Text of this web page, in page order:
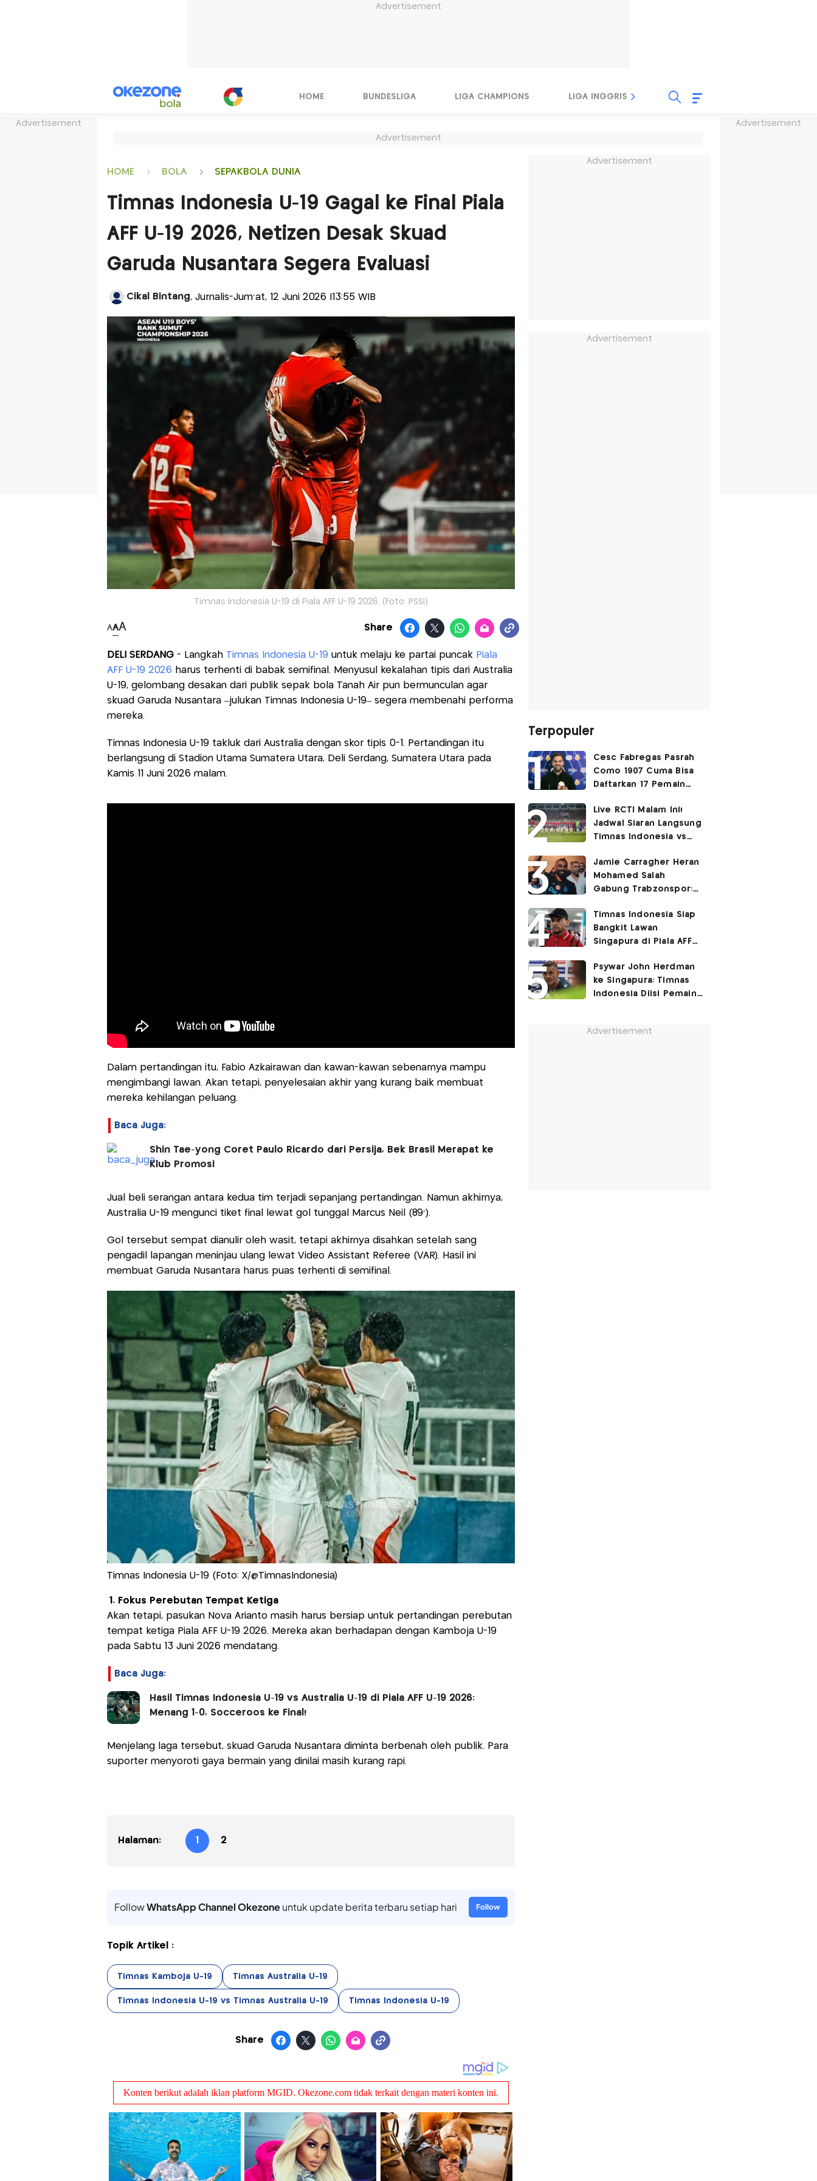
Advertisement
Advertisement Advertisement
HOME BUNDESLIGA LIGA CHAMPIONS LIGA INGGRIS LIGA ITALIA
Advertisement
HOME BOLA SEPAKBOLA DUNIA
Timnas Indonesia U-19 Gagal ke Final Piala
AFF U-19 2026, Netizen Desak Skuad
Garuda Nusantara Segera Evaluasi
Cikal Bintang, Jurnalis-Jum'at, 12 Juni 2026 |13:55 WIB
Timnas Indonesia U-19 di Piala AFF U-19 2026. (Foto: PSSI)
AAA Share
DELI SERDANG- Langkah Timnas Indonesia U-19 untuk melaju ke partai puncak Piala
AFF U-19 2026 harus terhenti di babak semifinal. Menyusul kekalahan tipis dari Australia
U-19, gelombang desakan dari publik sepak bola Tanah Air pun bermunculan agar
skuad Garuda Nusantara –julukan Timnas Indonesia U-19– segera membenahi performa
mereka.
Timnas Indonesia U-19 takluk dari Australia dengan skor tipis 0-1. Pertandingan itu
berlangsung di Stadion Utama Sumatera Utara, Deli Serdang, Sumatera Utara pada
Kamis 11 Juni 2026 malam.
Dalam pertandingan itu, Fabio Azkairawan dan kawan-kawan sebenarnya mampu
mengimbangi lawan. Akan tetapi, penyelesaian akhir yang kurang baik membuat
mereka kehilangan peluang.
Baca Juga:
Shin Tae-yong Coret Paulo Ricardo dari Persija, Bek Brasil Merapat ke
Klub Promosi
Jual beli serangan antara kedua tim terjadi sepanjang pertandingan. Namun akhirnya,
Australia U-19 mengunci tiket final lewat gol tunggal Marcus Neil (89').
Gol tersebut sempat dianulir oleh wasit, tetapi akhirnya disahkan setelah sang
pengadil lapangan meninjau ulang lewat Video Assistant Referee (VAR). Hasil ini
membuat Garuda Nusantara harus puas terhenti di semifinal.
Timnas Indonesia U-19 (Foto: X/@TimnasIndonesia)
1. Fokus Perebutan Tempat Ketiga
Akan tetapi, pasukan Nova Arianto masih harus bersiap untuk pertandingan perebutan
tempat ketiga Piala AFF U-19 2026. Mereka akan berhadapan dengan Kamboja U-19
pada Sabtu 13 Juni 2026 mendatang.
Baca Juga:
Hasil Timnas Indonesia U-19 vs Australia U-19 di Piala AFF U-19 2026:
Menang 1-0, Socceroos ke Final!
Menjelang laga tersebut, skuad Garuda Nusantara diminta berbenah oleh publik. Para
suporter menyoroti gaya bermain yang dinilai masih kurang rapi.
Halaman: 1 2
FollowWhatsApp Channel Okezoneuntuk update berita terbaru setiap hari Follow
Topik Artikel :
Timnas Kamboja U-19 Timnas Australia U-19
Timnas Indonesia U-19 vs Timnas Australia U-19 Timnas Indonesia U-19
Share
Advertisement
Advertisement
Terpopuler
Cesc Fabregas Pasrah
Como 1907 Cuma Bisa
Daftarkan 17 Pemain
2026-2027
Live RCTI Malam Ini!
Jadwal Siaran Langsung
Timnas Indonesia vs
2026: Laga Hidup Mati
Jamie Carragher Heran
Mohamed Salah
Gabung Trabzonspor:
Ronaldo, Harusnya ke
Juventus!
Timnas Indonesia Siap
Bangkit Lawan
Singapura di Piala AFF
280 Juta Pendukung
Kami
Psywar John Herdman
ke Singapura: Timnas
Indonesia Diisi Pemain
Advertisement